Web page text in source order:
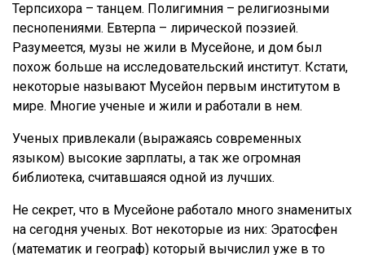
Терпсихора – танцем. Полигимния – религиозными
песнопениями. Евтерпа – лирической поэзией.
Разумеется, музы не жили в Мусейоне, и дом был
похож больше на исследовательский институт. Кстати,
некоторые называют Мусейон первым институтом в
мире. Многие ученые и жили и работали в нем.
Ученых привлекали (выражаясь современных
языком) высокие зарплаты, а так же огромная
библиотека, считавшаяся одной из лучших.
Не секрет, что в Мусейоне работало много знаменитых
на сегодня ученых. Вот некоторые из них: Эратосфен
(математик и географ) который вычислил уже в то